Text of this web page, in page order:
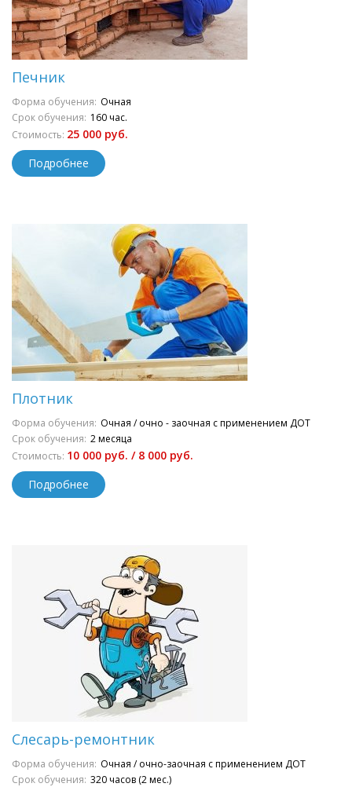
Печник
Форма обучения: Очная
Срок обучения: 160 час.
Стоимость: 25 000 руб.
Подробнее
Плотник
Форма обучения: Очная / очно - заочная с применением ДОТ
Срок обучения: 2 месяца
Стоимость: 10 000 руб. / 8 000 руб.
Подробнее
Слесарь-ремонтник
Форма обучения: Очная / очно-заочная с применением ДОТ
Срок обучения: 320 часов (2 мес.)